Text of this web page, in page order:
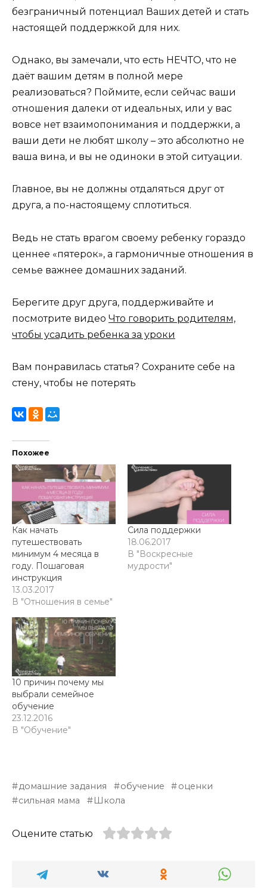
безграничный потенциал Ваших детей и стать
настоящей поддержкой для них.
Однако, вы замечали, что есть НЕЧТО, что не
даёт вашим детям в полной мере
реализоваться? Поймите, если сейчас ваши
отношения далеки от идеальных, или у вас
вовсе нет взаимопонимания и поддержки, а
ваши дети не любят школу – это абсолютно не
ваша вина, и вы не одиноки в этой ситуации.
Главное, вы не должны отдаляться друг от
друга, а по-настоящему сплотиться.
Ведь не стать врагом своему ребенку гораздо
ценнее «пятерок», а гармоничные отношения в
семье важнее домашних заданий.
Берегите друг друга, поддерживайте и
посмотрите видео Что говорить родителям,
чтобы усадить ребенка за уроки
Вам понравилась статья? Сохраните себе на
стену, чтобы не потерять
Похожее
Как начать
путешествовать
минимум 4 месяца в
году. Пошаговая
инструкция
13.03.2017
В "Отношения в семье"
Сила поддержки
18.06.2017
В "Воскресные
мудрости"
10 причин почему мы
выбрали семейное
обучение
23.12.2016
В "Обучение"
домашние задания обучение
оценки
сильная мама
Школа
Оцените статью